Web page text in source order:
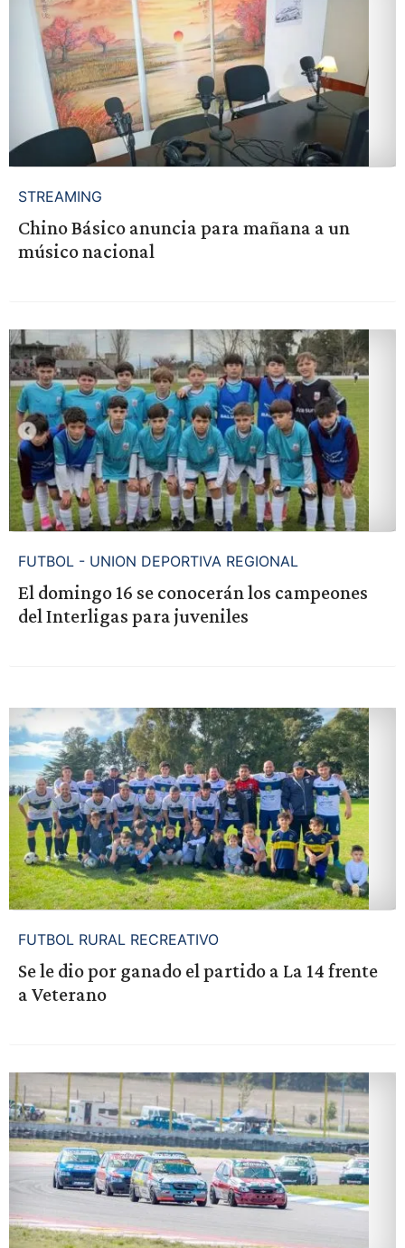
STREAMING
Chino Básico anuncia para mañana a un
músico nacional
FUTBOL - UNION DEPORTIVA REGIONAL
El domingo 16 se conocerán los campeones
del Interligas para juveniles
FUTBOL RURAL RECREATIVO
Se le dio por ganado el partido a La 14 frente
a Veterano